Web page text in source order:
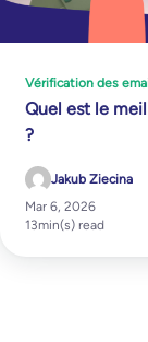
Vérification des
Quel est le
?
Jakub Ziecina
Mar 6, 2026
13min(s) read